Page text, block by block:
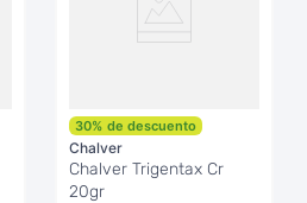
30% de descuento
Chalver
Chalver Trigentax Cr
20gr